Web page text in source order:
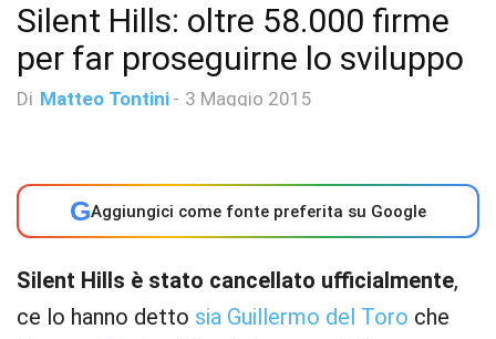
Silent Hills: oltre 58.000 firme
per far proseguirne lo sviluppo
Di Matteo Tontini - 3 Maggio 2015
GAggiungici come fonte preferita su Google
Silent Hills è stato cancellato ufficialmente,
ce lo hanno detto sia Guillermo del Toro che